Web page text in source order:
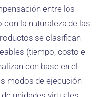
entre los
con la naturaleza de las
se clasifican
(tiempo, costo e
con base en el
modos de ejecución
unidades virtuales